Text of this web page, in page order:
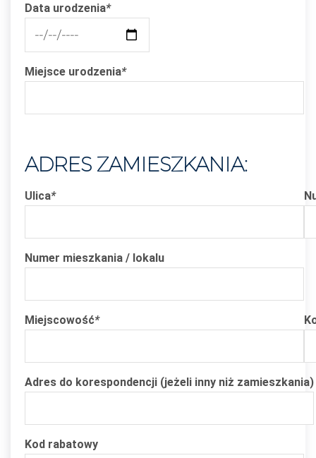
Data urodzenia*
Miejsce urodzenia*
ADRES ZAMIESZKANIA:
Ulica*
Numer mieszkania / lokalu
Miejscowość*
Adres do korespondencji (jeżeli inny niż zamieszkania)
Kod rabatowy